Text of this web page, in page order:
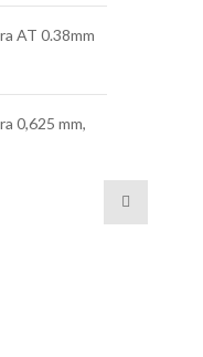
AT 0.38mm
0,625 mm,